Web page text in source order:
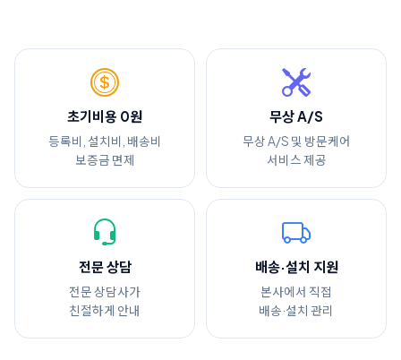
초기비용 0원
등록비, 설치비, 배송비
보증금 면제
무상 A/S
무상 A/S 및 방문케어
서비스 제공
전문 상담
전문 상담사가
친절하게 안내
배송·설치 지원
본사에서 직접
배송·설치 관리